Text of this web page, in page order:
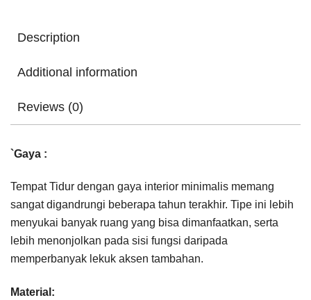
Description
Additional information
Reviews (0)
`Gaya :
Tempat Tidur dengan gaya interior minimalis memang
sangat digandrungi beberapa tahun terakhir. Tipe ini lebih
menyukai banyak ruang yang bisa dimanfaatkan, serta
lebih menonjolkan pada sisi fungsi daripada
memperbanyak lekuk aksen tambahan.
Material: